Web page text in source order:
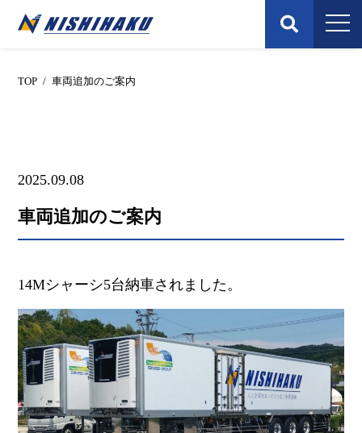
Skip
TOP / 車両追加のご案内
2025.09.08
車両追加のご案内
14Mシャーシ5台納車されました。